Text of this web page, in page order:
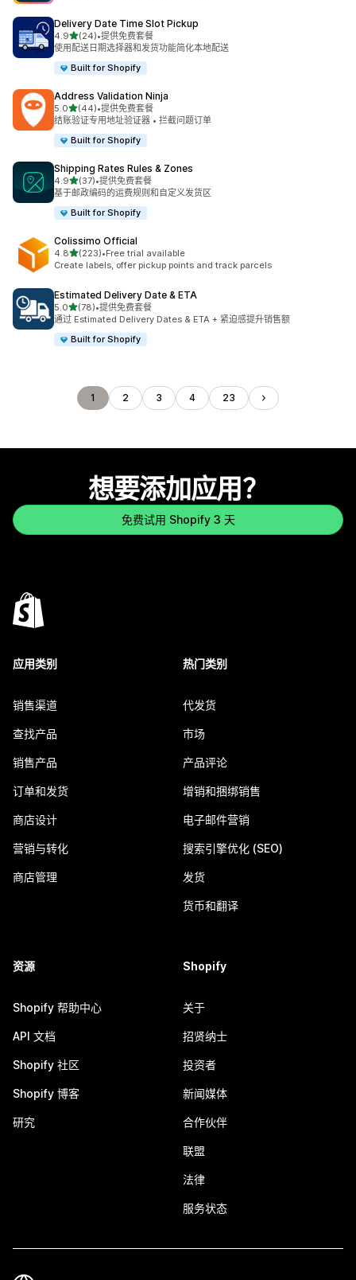
Delivery Date Time Slot Pickup
4.9星（满分 5 星）
(24)
总共 24 条评论
•提供免费套餐
使用配送日期选择器和发货功能简化本地配送
Built for Shopify
Address Validation Ninja
5.0星（满分 5 星）
(44)
总共 44 条评论
•提供免费套餐
结账验证专用地址验证器 • 拦截问题订单
Built for Shopify
Shipping Rates Rules & Zones
4.9星（满分 5 星）
(37)
总共 37 条评论
•提供免费套餐
基于邮政编码的运费规则和自定义发货区
Built for Shopify
Colissimo Official
4.8星（满分 5 星）
(223)
总共 223 条评论
•Free trial available
Create labels, offer pickup points and track parcels
Estimated Delivery Date & ETA
5.0星（满分 5 星）
(78)
总共 78 条评论
•提供免费套餐
通过 Estimated Delivery Dates & ETA + 紧迫感提升销售额
Built for Shopify
1 2 3 4 23
想要添加应用？
免费试用 Shopify 3 天
应用类别
销售渠道
查找产品
销售产品
订单和发货
商店设计
营销与转化
商店管理
热门类别
代发货
市场
产品评论
增销和捆绑销售
电子邮件营销
搜索引擎优化 (SEO)
发货
货币和翻译
资源
Shopify 帮助中心
API 文档
Shopify 社区
Shopify 博客
研究
Shopify
关于
招贤纳士
投资者
新闻媒体
合作伙伴
联盟
法律
服务状态